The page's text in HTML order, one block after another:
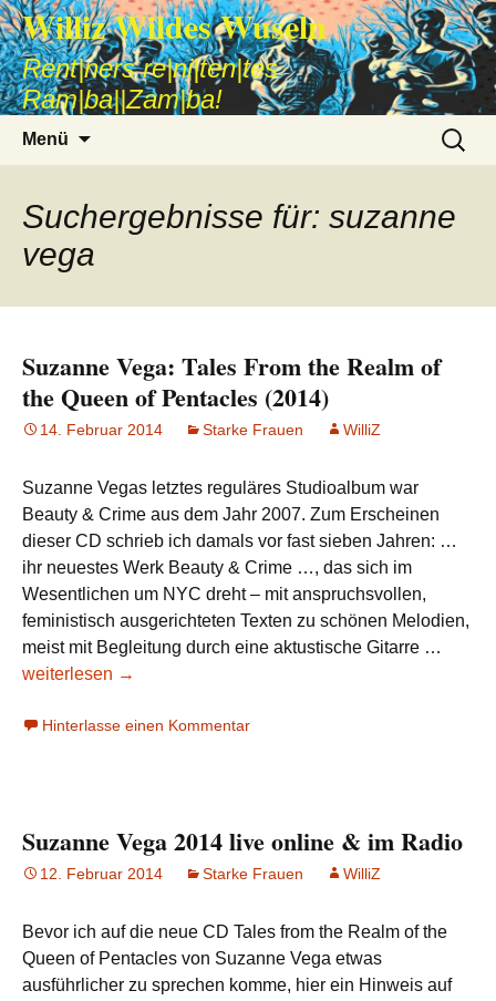
Williz Wildes Wuseln
Rent|ners re|ni|ten|tes
Ram|ba||Zam|ba!
Menü
Suche
nach:
Suchergebnisse für: suzanne
vega
Suzanne Vega: Tales From the Realm of
the Queen of Pentacles (2014)
14. Februar 2014 Starke Frauen WilliZ
Suzanne Vegas letztes reguläres Studioalbum war
Beauty & Crime aus dem Jahr 2007. Zum Erscheinen
dieser CD schrieb ich damals vor fast sieben Jahren: …
ihr neuestes Werk Beauty & Crime …, das sich im
Wesentlichen um NYC dreht – mit anspruchsvollen,
feministisch ausgerichteten Texten zu schönen Melodien,
meist mit Begleitung durch eine aktustische Gitarre …
the
(2014)
weiterlesen →
Hinterlasse einen Kommentar
Suzanne Vega 2014 live online & im Radio
12. Februar 2014 Starke Frauen WilliZ
Bevor ich auf die neue CD Tales from the Realm of the
Queen of Pentacles von Suzanne Vega etwas
ausführlicher zu sprechen komme, hier ein Hinweis auf